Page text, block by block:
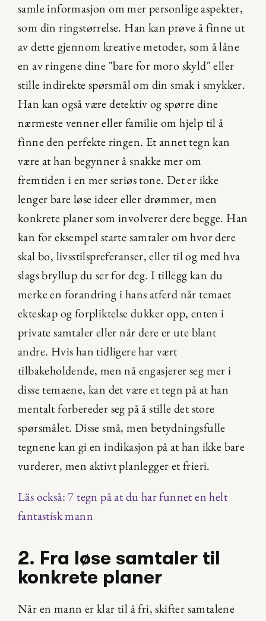
samle informasjon om mer personlige aspekter,
som din ringstørrelse. Han kan prøve å finne ut
av dette gjennom kreative metoder, som å låne
en av ringene dine "bare for moro skyld" eller
stille indirekte spørsmål om din smak i smykker.
Han kan også være detektiv og spørre dine
nærmeste venner eller familie om hjelp til å
finne den perfekte ringen. Et annet tegn kan
være at han begynner å snakke mer om
fremtiden i en mer seriøs tone. Det er ikke
lenger bare løse ideer eller drømmer, men
konkrete planer som involverer dere begge. Han
kan for eksempel starte samtaler om hvor dere
skal bo, livsstilspreferanser, eller til og med hva
slags bryllup du ser for deg. I tillegg kan du
merke en forandring i hans atferd når temaet
ekteskap og forpliktelse dukker opp, enten i
private samtaler eller når dere er ute blant
andre. Hvis han tidligere har vært
tilbakeholdende, men nå engasjerer seg mer i
disse temaene, kan det være et tegn på at han
mentalt forbereder seg på å stille det store
spørsmålet. Disse små, men betydningsfulle
tegnene kan gi en indikasjon på at han ikke bare
vurderer, men aktivt planlegger et frieri.
Läs också: 7 tegn på at du har funnet en helt
fantastisk mann
2. Fra løse samtaler til
konkrete planer
Når en mann er klar til å fri, skifter samtalene